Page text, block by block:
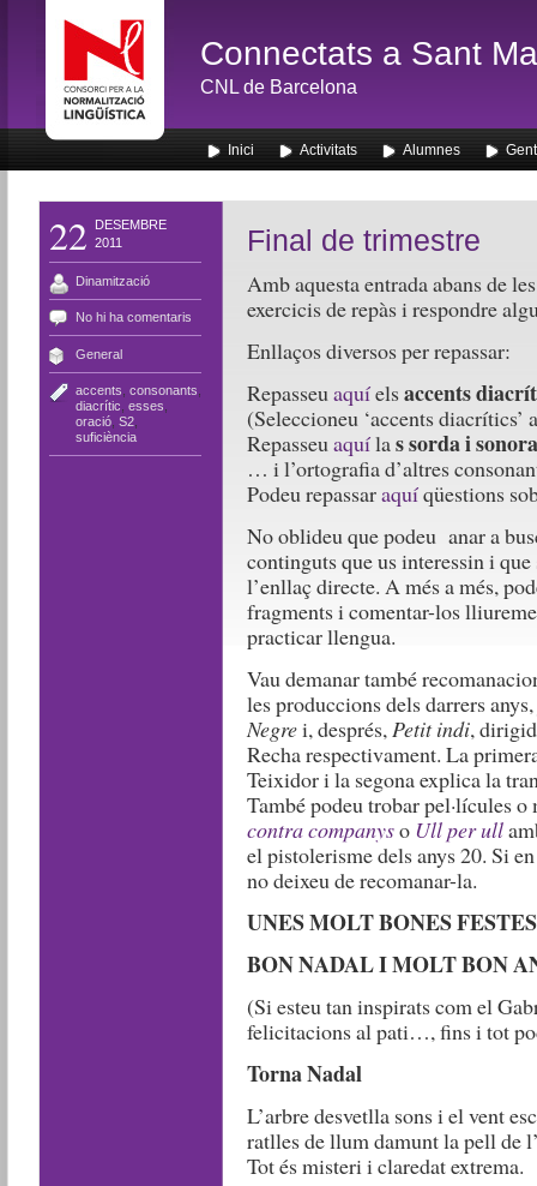
Connectats a Sant
CNL de Barcelona
Inici Activitats Alumnes
22
DESEMBRE
2011
Dinamització
No hi ha comentaris
General
accents consonants
diacrític esses
oració, S2,
suficiència
Final de trimestre
Amb aquesta entrada abans de
exercicis de repàs i respondre
Enllaços diversos per repassar:
Repasseuaquíelsaccents
(Seleccioneu ‘accents diacrítics’
Repasseuaquílas sorda i sonora
… i l’ortografia d’altres
Podeu repassaraquíqüestions
No oblideu que podeu anar a
continguts que us interessin i
l’enllaç directe. A més a més,
fragments i comentar-los
practicar llengua.
Vau demanar també
les produccions dels darrers
Negrei, després,Petit indi,
Recha respectivament. La
Teixidor i la segona explica la
També podeu trobar pel·lícules
contra companyso Ull per ull
el pistolerisme dels anys 20. Si
no deixeu de recomanar-la.
UNES MOLT BONES
BON NADAL I MOLT BON
(Si esteu tan inspirats com el
felicitacions al pati…, fins i tot
Torna Nadal
L’arbre desvetlla sons i el vent
ratlles de llum damunt la pell de
Tot és misteri i claredat extrema.